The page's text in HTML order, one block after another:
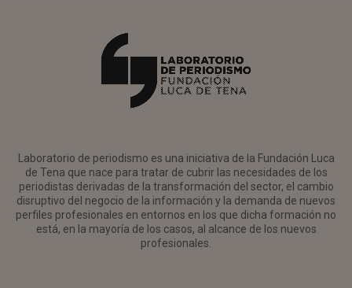
Laboratorio de periodismo es una iniciativa de la Fundación Luca
de Tena que nace para tratar de cubrir las necesidades de los
periodistas derivadas de la transformación del sector, el cambio
disruptivo del negocio de la información y la demanda de nuevos
perfiles profesionales en entornos en los que dicha formación no
está, en la mayoría de los casos, al alcance de los nuevos
profesionales.